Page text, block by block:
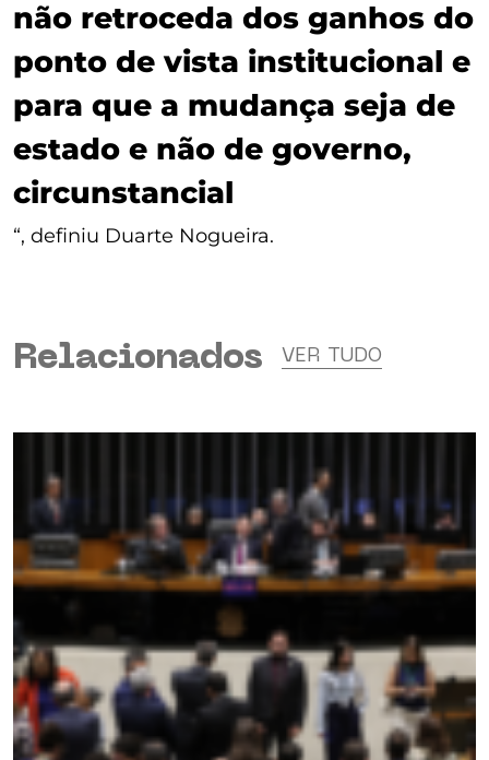
não retroceda dos ganhos do
ponto de vista institucional e
para que a mudança seja de
estado e não de governo,
circunstancial
“, definiu Duarte Nogueira.
Relacionados VER TUDO